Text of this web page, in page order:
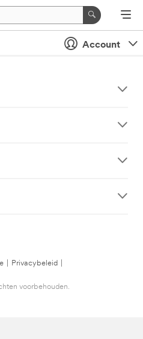
Account
Privacybeleid
voorbehouden.